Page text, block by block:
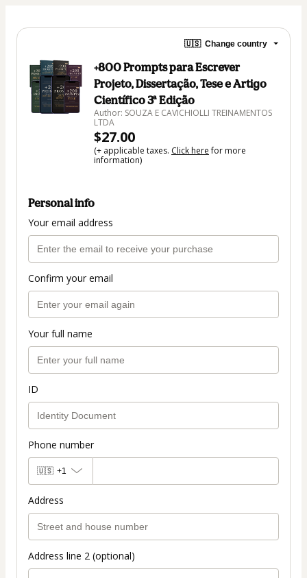
🇺🇸 Change country
+800 Prompts para Escrever
Projeto, Dissertação, Tese e Artigo
Científico 3ª Edição
Author: SOUZA E CAVICHIOLLI TREINAMENTOS
LTDA
$27.00
(+ applicable taxes. Click herefor more
information)
Personal info
Your email address
Confirm your email
Your full name
ID
Phone number
🇺🇸 +1
Address
Address line 2 (optional)